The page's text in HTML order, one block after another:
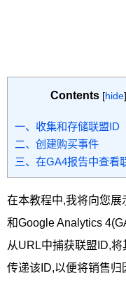
Contents [hide]
一、收集和存储联盟ID
二、创建购买事件
三、在GA4报告中查看
在本教程中,我将向您
和Google Analytics
从URL中捕获联盟ID,
传递该ID,以便将销售归